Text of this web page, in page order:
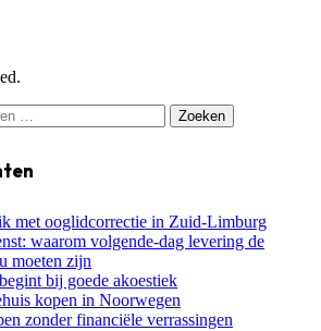
met ooglidcorrectie in Zuid-Limburg
waarom volgende-dag levering de
moeten zijn
bij goede akoestiek
kopen in Noorwegen
zonder financiële verrassingen